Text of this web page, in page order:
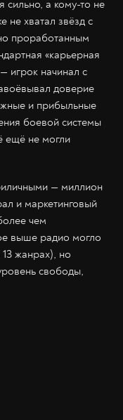
сильно, а кому-то не
не хватал звёзд с
проработанным
«карьерная
игрок начинал с
доверие
и прибыльные
боевой системы
ещё не могли
— миллион
и маркетинговый
чем
выше радио могло
жанрах), но
свободы,